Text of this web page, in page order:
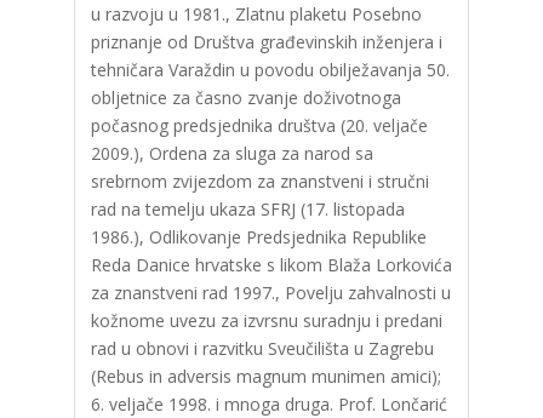
u razvoju u 1981., Zlatnu plaketu Posebno
priznanje od Društva građevinskih inženjera i
tehničara Varaždin u povodu obilježavanja 50.
obljetnice za časno zvanje doživotnoga
počasnog predsjednika društva (20. veljače
2009.), Ordena za sluga za narod sa
srebrnom zvijezdom za znanstveni i stručni
rad na temelju ukaza SFRJ (17. listopada
1986.), Odlikovanje Predsjednika Republike
Reda Danice hrvatske s likom Blaža Lorkovića
za znanstveni rad 1997., Povelju zahvalnosti u
kožnome uvezu za izvrsnu suradnju i predani
rad u obnovi i razvitku Sveučilišta u Zagrebu
(Rebus in adversis magnum munimen amici);
6. veljače 1998. i mnoga druga. Prof. Lončarić